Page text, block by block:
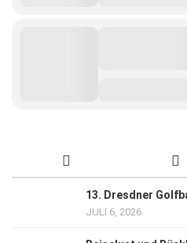
13. Dresdner
JULI 6, 2026